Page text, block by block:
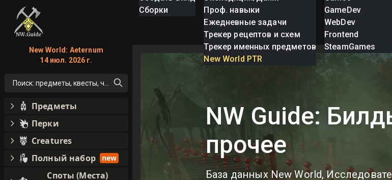
Сборки
Проф. навыки
Ежедневные задачи
Трекер рецептов и схем
Трекер именных предметов
New World PTR
GameDev
WebDev
Frontend
SteamGames
NW Guide:
прочее
База данных New World,
New World: Aeternum
14 июл. 2026 г.
Поиск: предметы, квесты, что угодно!
Предметы
Перки
Creatures
Полный набор
new
Споты (Места)